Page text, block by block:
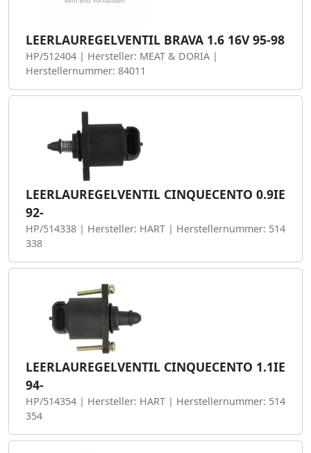
LEERLAUREGELVENTIL BRAVA 1.6 16V 95-98
HP/512404 | Hersteller: MEAT & DORIA |
Herstellernummer: 84011
LEERLAUREGELVENTIL CINQUECENTO 0.9IE
92-
HP/514338 | Hersteller: HART | Herstellernummer: 514
338
LEERLAUREGELVENTIL CINQUECENTO 1.1IE
94-
HP/514354 | Hersteller: HART | Herstellernummer: 514
354